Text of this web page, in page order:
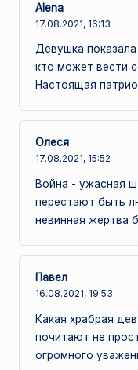
Alena
17.08.2021, 16:13
Девушка
кто может вести
Настоящая
Олеся
17.08.2021, 15:52
Война - ужасная
перестают быть
невинная жертва
Павел
16.08.2021, 19:53
Какая храбрая
почитают не
огромного